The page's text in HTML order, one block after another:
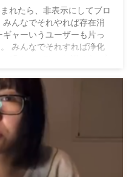
名クソビッチ」
れたら、非表示にしてブロ
んなでそれやれば存在消
ャーいうユーザーも片っ
みんなでそれすれば浄化